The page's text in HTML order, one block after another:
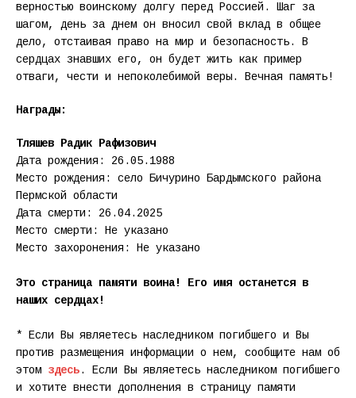
верностью воинскому долгу перед Россией. Шаг за
шагом, день за днем он вносил свой вклад в общее
дело, отстаивая право на мир и безопасность. В
сердцах знавших его, он будет жить как пример
отваги, чести и непоколебимой веры. Вечная память!
Награды:
Тляшев Радик Рафизович
Дата рождения: 26.05.1988
Место рождения: село Бичурино Бардымского района
Пермской области
Дата смерти: 26.04.2025
Место смерти: Не указано
Место захоронения: Не указано
Это страница памяти воина! Его имя останется в
наших сердцах!
* Если Вы являетесь наследником погибшего и Вы
против размещения информации о нем, сообщите нам об
этом здесь. Если Вы являетесь наследником погибшего
и хотите внести дополнения в страницу памяти